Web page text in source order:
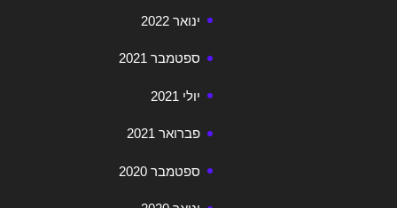
ינואר 2022
ספטמבר 2021
יולי 2021
פברואר 2021
ספטמבר 2020